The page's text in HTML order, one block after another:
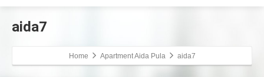
aida7
Home Apartment Aida Pula aida7